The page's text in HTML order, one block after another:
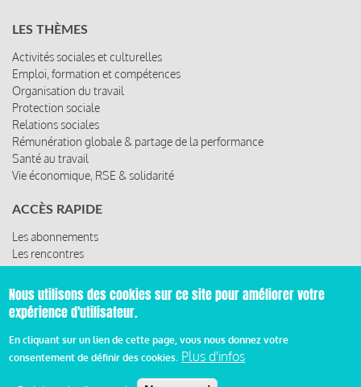
LES THÈMES
Activités sociales et culturelles
Emploi, formation et compétences
Organisation du travail
Protection sociale
Relations sociales
Rémunération globale & partage de la performance
Santé au travail
Vie économique, RSE & solidarité
ACCÈS RAPIDE
Les abonnements
Les rencontres
Les ressources
© 2019 Miroir Social - Réalisé parCafffeine
Mentions légales et condition générale d’utilisation et
Nous utilisons des cookies sur ce site pour améliorer votre
expérience d'utilisateur.
En cliquant sur un lien de cette page, vous nous donnez votre
consentement de définir des cookies. Plus d'infos